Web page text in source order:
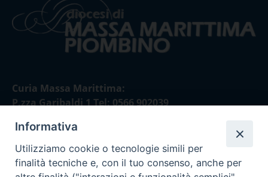
Curia Massa Marittima:
P.zza Garibaldi 1 Tel: 0566 902039
Curia Piombino:
Via Don Minzoni,58/A Tel e Fax: 0565 32036
E-mail:
Informativa
Utilizziamo cookie o tecnologie simili per
finalità tecniche e, con il tuo consenso, anche per